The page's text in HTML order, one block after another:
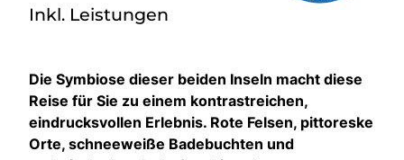
Inkl. Leistungen
Die Symbiose dieser beiden Inseln macht diese
Reise für Sie zu einem kontrastreichen,
eindrucksvollen Erlebnis. Rote Felsen, pittoreske
Orte, schneeweiße Badebuchten und